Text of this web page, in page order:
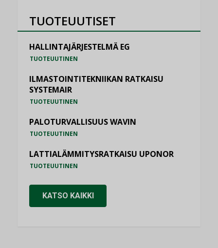
TUOTEUUTISET
HALLINTAJÄRJESTELMÄ EG
TUOTEUUTINEN
ILMASTOINTITEKNIIKAN RATKAISU
SYSTEMAIR
TUOTEUUTINEN
PALOTURVALLISUUS WAVIN
TUOTEUUTINEN
LATTIALÄMMITYSRATKAISU UPONOR
TUOTEUUTINEN
KATSO KAIKKI